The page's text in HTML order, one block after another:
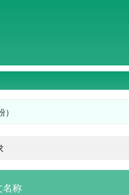
名称